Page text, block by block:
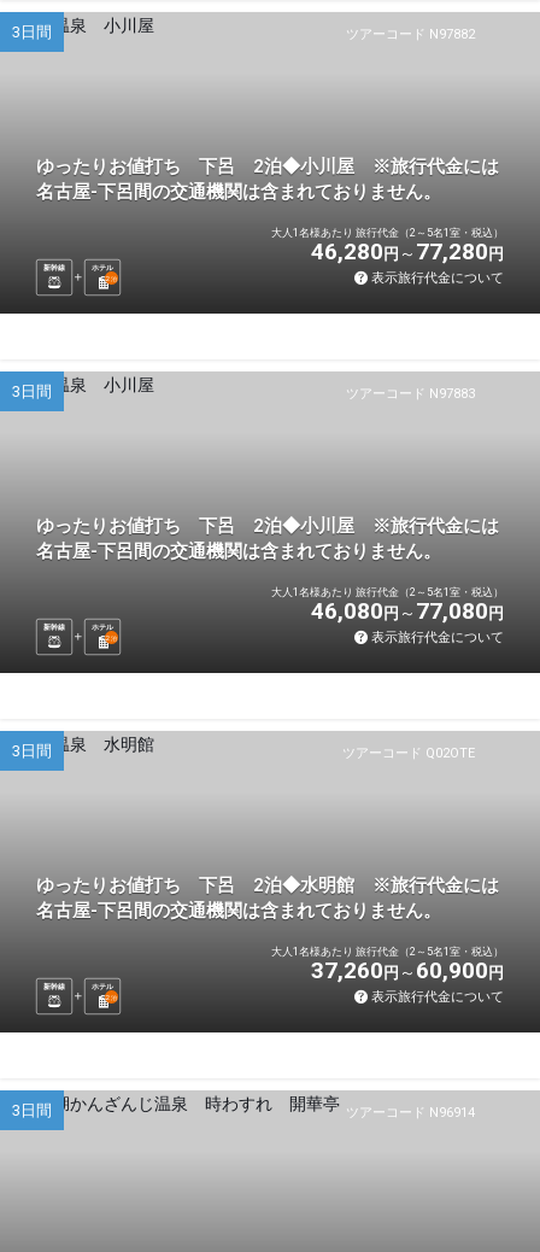
ツアーコード N97882
3日間
ゆったりお値打ち 下呂 2泊◆小川屋 ※旅行代金には
名古屋-下呂間の交通機関は含まれておりません。
新幹線
ホテル
2泊
大人1名様あたり 旅行代金（2～5名1室・税込）
46,280 円 77,280 円
表示旅行代金について
ツアーコード N97883
3日間
ゆったりお値打ち 下呂 2泊◆小川屋 ※旅行代金には
名古屋-下呂間の交通機関は含まれておりません。
新幹線
ホテル
2泊
大人1名様あたり 旅行代金（2～5名1室・税込）
46,080 円 77,080 円
表示旅行代金について
ツアーコード Q02OTE
3日間
ゆったりお値打ち 下呂 2泊◆水明館 ※旅行代金には
名古屋-下呂間の交通機関は含まれておりません。
新幹線
ホテル
2泊
大人1名様あたり 旅行代金（2～5名1室・税込）
37,260 円 60,900 円
表示旅行代金について
ツアーコード N96914
3日間